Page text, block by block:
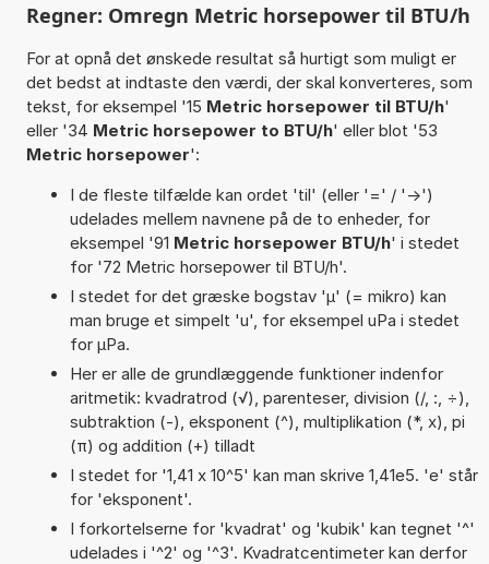
Regner: Omregn Metric horsepower til BTU/h
For at opnå det ønskede resultat så hurtigt som muligt er
det bedst at indtaste den værdi, der skal konverteres, som
tekst, for eksempel '15 Metric horsepower til BTU/h'
eller '34 Metric horsepower to BTU/h' eller blot '53
Metric horsepower':
I de fleste tilfælde kan ordet 'til' (eller '=' / '->')
udelades mellem navnene på de to enheder, for
eksempel '91 Metric horsepower BTU/h' i stedet
for '72 Metric horsepower til BTU/h'.
I stedet for det græske bogstav 'µ' (= mikro) kan
man bruge et simpelt 'u', for eksempel uPa i stedet
for µPa.
Her er alle de grundlæggende funktioner indenfor
aritmetik: kvadratrod (√), parenteser, division (/, :, ÷),
subtraktion (-), eksponent (^), multiplikation (*, x), pi
(π) og addition (+) tilladt
I stedet for '1,41 x 10^5' kan man skrive 1,41e5. 'e' står
for 'eksponent'.
I forkortelserne for 'kvadrat' og 'kubik' kan tegnet '^'
udelades i '^2' og '^3'. Kvadratcentimeter kan derfor